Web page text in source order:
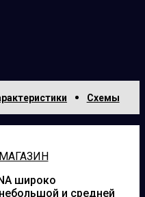
Схемы
широко
и средней